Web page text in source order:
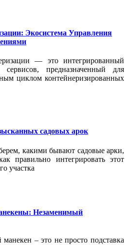
Экосистема Управления
— это интегрированный
предназначенный для
циклом контейнеризированных
садовых арок
какими бывают садовые арки,
правильно интегрировать этот
участка
Незаменимый
– это не просто подставка